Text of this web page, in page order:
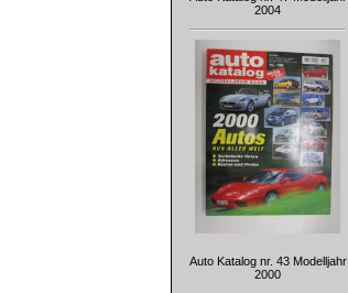
2004
Auto Katalog nr. 43 Modelljahr
2000